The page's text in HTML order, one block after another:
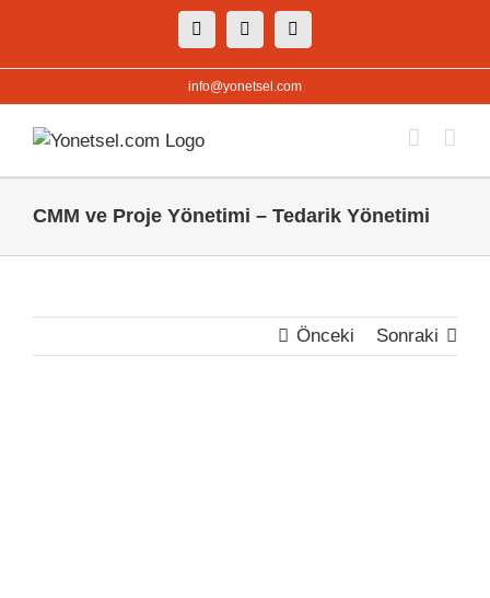
content
Facebook
X Instagram
info@yonetsel.com
CMM ve Proje Yönetimi – Tedarik Yönetimi
Önceki Sonraki